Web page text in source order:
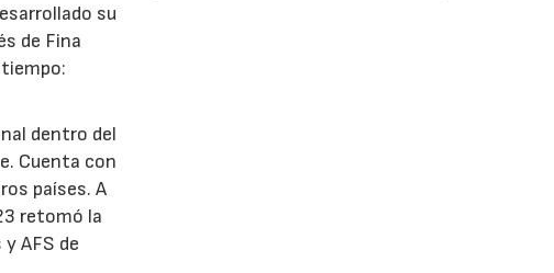
su
de Fina
dentro del
Cuenta con
países. A
retomó la
AFS de